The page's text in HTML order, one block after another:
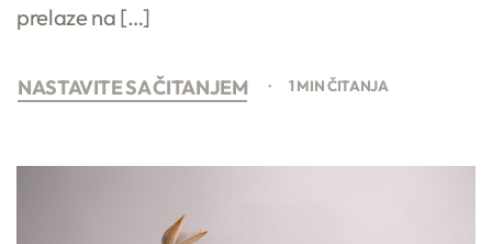
prelaze na […]
NASTAVITE SA ČITANJEM 1 MIN ČITANJA